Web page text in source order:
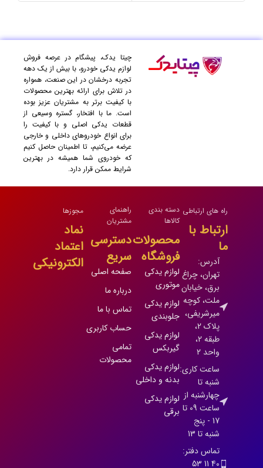
چیتا یدک، پیشگام در عرصه فروش
لوازم یدکی خودرو، با بیش از یک دهه
تجربه درخشان در این صنعت، همواره
در تلاش برای ارائه بهترین محصولات
با کیفیت برتر به مشتریان عزیز بوده
است. ما با افتخار، گستره وسیعی از
قطعات یدکی اصلی و با کیفیت را
برای انواع خودروهای داخلی و خارجی
عرضه می‌کنیم، تا اطمینان حاصل کنیم
که خودروی شما همیشه در بهترین
شرایط ممکن قرار دارد.
راه های ارتباطی
ارتباط با
ما
آدرس:
تهران، چراغ
برق، خیابان
ملت، کوچه
میرشریفی،
پلاک 2،
طبقه 2،
واحد 2
ساعت کاری:
شنبه تا
چهارشنبه از
ساعت 09 تا
17 - پنج
شنبه تا 13
تماس دفتر:
40 11 53
دسته بندی
کالاها
محصولات
فروشگاه
لوازم یدکی
موتوری
لوازم یدکی
جلوبندی
لوازم یدکی
گیربکس
لوازم یدکی
بدنه و داخلی
لوازم یدکی
برقی
راهنمای
مشتریان
دسترسی
سریع
صفحه اصلی
درباره ما
تماس با ما
حساب کاربری
تمامی
محصولات
مجوزها
نماد
اعتماد
الکترونیکی